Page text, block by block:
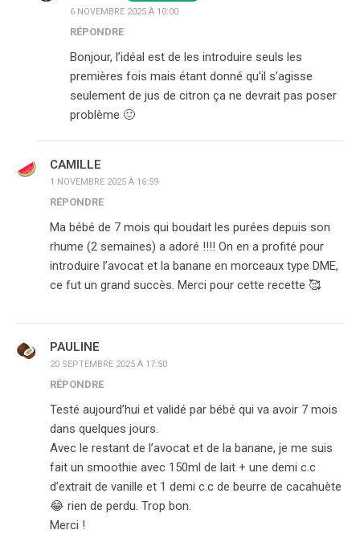
6 NOVEMBRE 2025 À 10:00
RÉPONDRE
Bonjour, l’idéal est de les introduire seuls les
premières fois mais étant donné qu’il s’agisse
seulement de jus de citron ça ne devrait pas poser
problème 🙂
CAMILLE
1 NOVEMBRE 2025 À 16:59
RÉPONDRE
Ma bébé de 7 mois qui boudait les purées depuis son
rhume (2 semaines) a adoré !!!! On en a profité pour
introduire l’avocat et la banane en morceaux type DME,
ce fut un grand succès. Merci pour cette recette 🥰
PAULINE
20 SEPTEMBRE 2025 À 17:50
RÉPONDRE
Testé aujourd’hui et validé par bébé qui va avoir 7 mois
dans quelques jours.
Avec le restant de l’avocat et de la banane, je me suis
fait un smoothie avec 150ml de lait + une demi c.c
d’extrait de vanille et 1 demi c.c de beurre de cacahuète
😂 rien de perdu. Trop bon.
Merci !